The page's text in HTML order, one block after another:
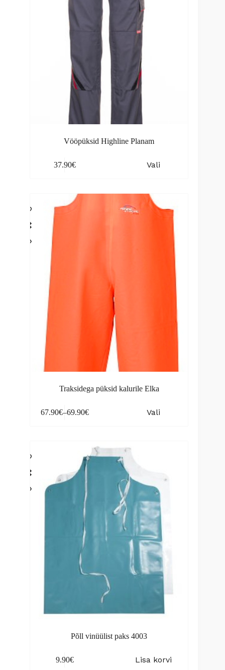
Vööpüksid Highline Planam
37.90€ Vali
options
may
chosen
Traksidega püksid kalurile Elka
67.90€–69.90€
Price
Vali
product
options
may
chosen
Põll vinüülist paks 4003
9.90€ Lisa korvi